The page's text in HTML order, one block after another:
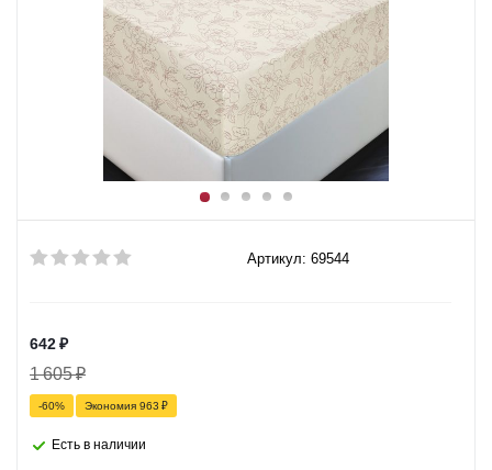
Артикул: 69544
642₽
1 605₽
-60% Экономия 963 ₽
Есть в наличии